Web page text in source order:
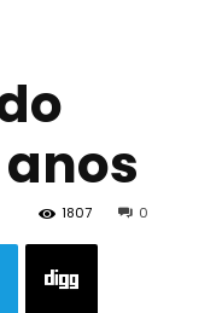
0
1807